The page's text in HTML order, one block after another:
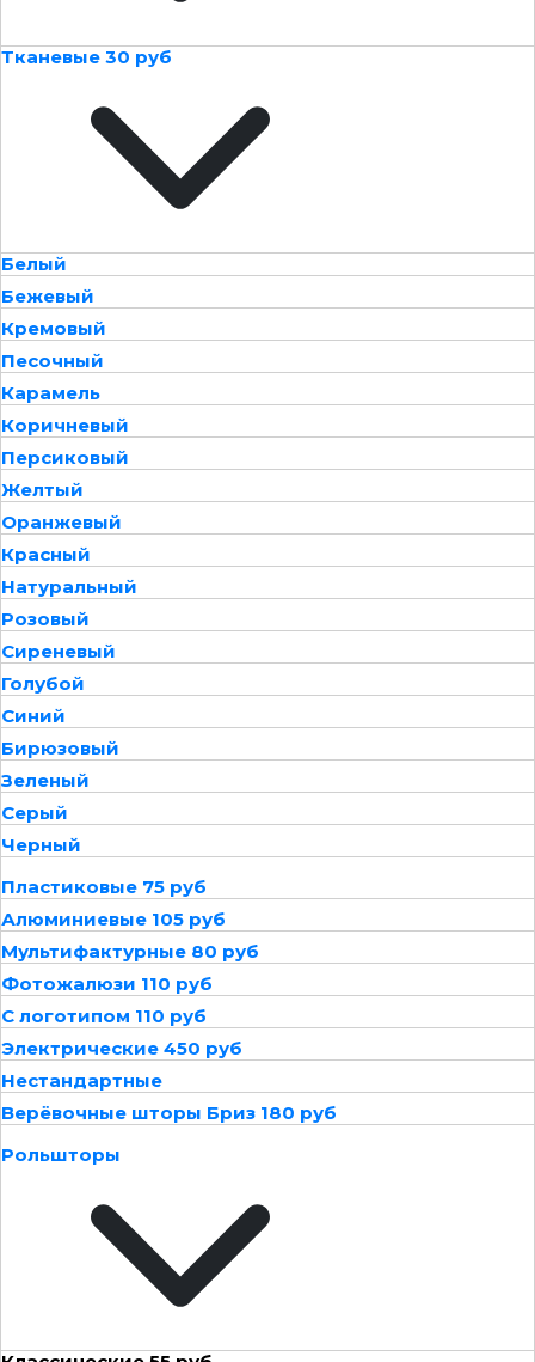
Тканевые 30 руб
Белый
Бежевый
Кремовый
Песочный
Карамель
Коричневый
Персиковый
Желтый
Оранжевый
Красный
Натуральный
Розовый
Сиреневый
Голубой
Синий
Бирюзовый
Зеленый
Серый
Черный
Пластиковые 75 руб
Алюминиевые 105 руб
Мультифактурные 80 руб
Фотожалюзи 110 руб
С логотипом 110 руб
Электрические 450 руб
Нестандартные
Верёвочные шторы Бриз 180 руб
Рольшторы